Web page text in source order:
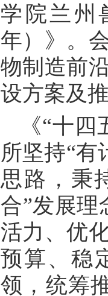
学院兰州
年）》。
物制造前
设方案及
《“十
所坚持“有
思路，秉
合”发展理
活力、优
预算、稳
领，统筹